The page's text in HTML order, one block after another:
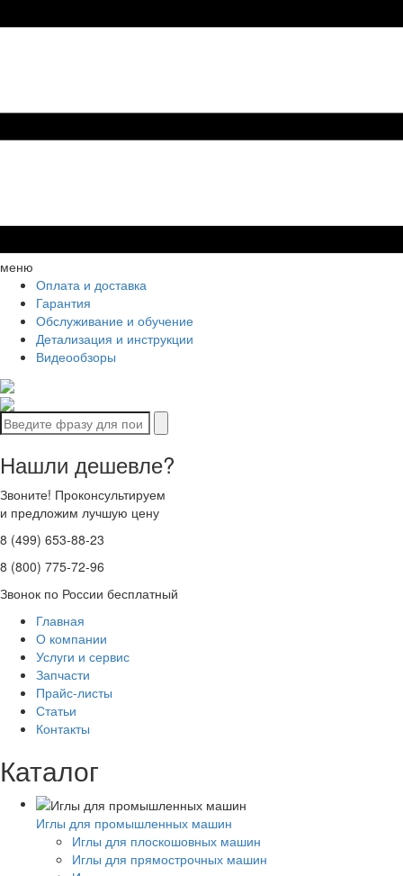
меню
Оплата и доставка
Гарантия
Обслуживание и обучение
Детализация и инструкции
Видеообзоры
Нашли дешевле?
Звоните! Проконсультируем
и предложим лучшую цену
8 (499) 653-88-23
8 (800) 775-72-96
Звонок по России бесплатный
Главная
О компании
Услуги и сервис
Запчасти
Прайс-листы
Статьи
Контакты
Каталог
Иглы для промышленных машин
Иглы для плоскошовных машин
Иглы для прямострочных машин